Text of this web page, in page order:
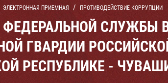
ЭЛЕКТРОННАЯ ПРИЕМНАЯ ПРОТИВОДЕЙСТВИЕ КОРРУПЦИИ
ФЕДЕРАЛЬНОЙ СЛУЖБЫ
ГВАРДИИ
РЕСПУБЛИКЕ -